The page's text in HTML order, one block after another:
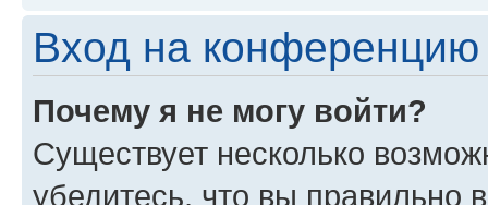
Вход на конференцию
Почему я не могу войти?
Существует несколько
убедитесь, что вы правильно